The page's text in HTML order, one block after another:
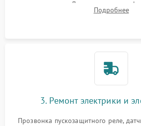
течеискателем. Демонтаж старого
продувка капиллярной трубки для
Подробнее
3. Ремонт электрики и
Прозвонка пускозащитного реле,